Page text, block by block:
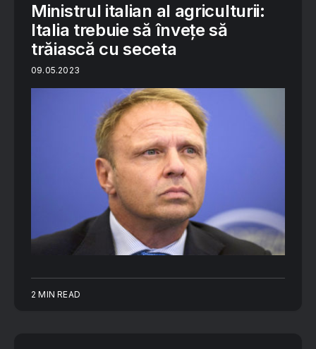
Ministrul italian al agriculturii:
Italia trebuie să învețe să
trăiască cu seceta
09.05.2023
2 MIN READ